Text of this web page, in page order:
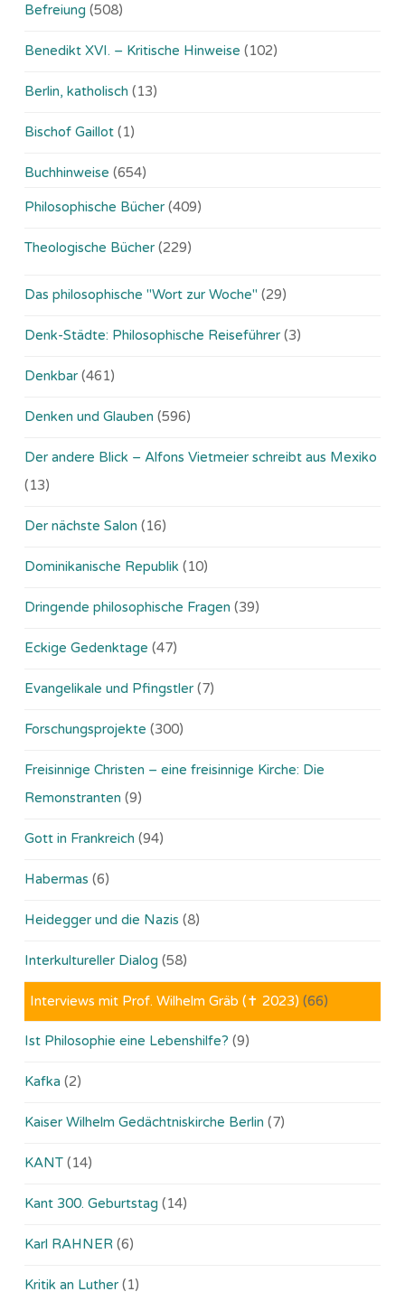
Befreiung (508)
Benedikt XVI. – Kritische Hinweise (102)
Berlin, katholisch (13)
Bischof Gaillot (1)
Buchhinweise (654)
Philosophische Bücher (409)
Theologische Bücher (229)
Das philosophische "Wort zur Woche" (29)
Denk-Städte: Philosophische Reiseführer (3)
Denkbar (461)
Denken und Glauben (596)
Der andere Blick – Alfons Vietmeier schreibt aus Mexiko
(13)
Der nächste Salon (16)
Dominikanische Republik (10)
Dringende philosophische Fragen (39)
Eckige Gedenktage (47)
Evangelikale und Pfingstler (7)
Forschungsprojekte (300)
Freisinnige Christen – eine freisinnige Kirche: Die
Remonstranten (9)
Gott in Frankreich (94)
Habermas (6)
Heidegger und die Nazis (8)
Interkultureller Dialog (58)
Interviews mit Prof. Wilhelm Gräb (✝ 2023) (66)
Ist Philosophie eine Lebenshilfe? (9)
Kafka (2)
Kaiser Wilhelm Gedächtniskirche Berlin (7)
KANT (14)
Kant 300. Geburtstag (14)
Karl RAHNER (6)
Kritik an Luther (1)